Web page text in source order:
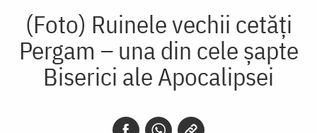
(Foto) Ruinele vechii cetăți
Pergam – una din cele șapte
Biserici ale Apocalipsei